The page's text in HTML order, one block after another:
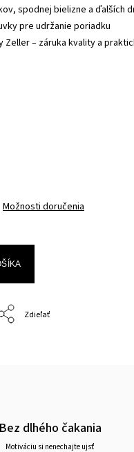
spodnej bielizne a ďalších
pre udržanie poriadku
– záruka kvality a
Možnosti doručenia
Zdieľať
Bez dlhého čakania
Motiváciu si nenechajte ujsť